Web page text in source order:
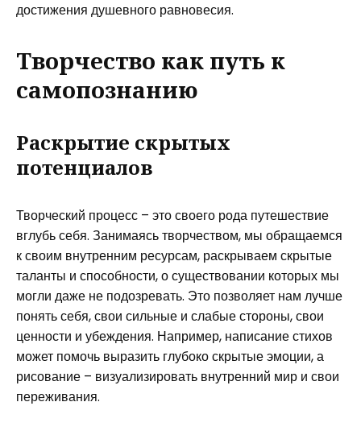
достижения душевного равновесия.
Творчество как путь к
самопознанию
Раскрытие скрытых
потенциалов
Творческий процесс – это своего рода путешествие
вглубь себя. Занимаясь творчеством, мы обращаемся
к своим внутренним ресурсам, раскрываем скрытые
таланты и способности, о существовании которых мы
могли даже не подозревать. Это позволяет нам лучше
понять себя, свои сильные и слабые стороны, свои
ценности и убеждения. Например, написание стихов
может помочь выразить глубоко скрытые эмоции, а
рисование – визуализировать внутренний мир и свои
переживания.